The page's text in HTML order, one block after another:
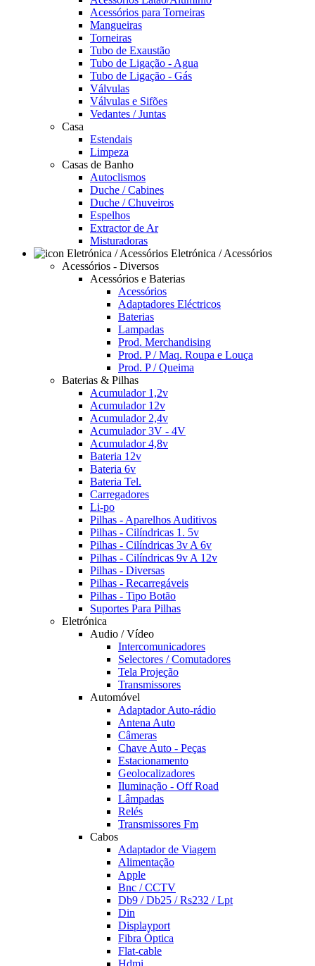
Acessórios para Torneiras
Mangueiras
Torneiras
Tubo de Exaustão
Tubo de Ligação - Agua
Tubo de Ligação - Gás
Válvulas
Válvulas e Sifões
Vedantes / Juntas
Casa
Estendais
Limpeza
Casas de Banho
Autoclismos
Duche / Cabines
Duche / Chuveiros
Espelhos
Extractor de Ar
Misturadoras
Eletrónica / Acessórios
Acessórios - Diversos
Acessórios e Baterias
Acessórios
Adaptadores Eléctricos
Baterias
Lampadas
Prod. Merchandising
Prod. P / Maq. Roupa e Louça
Prod. P / Queima
Baterias & Pilhas
Acumulador 1,2v
Acumulador 12v
Acumulador 2,4v
Acumulador 3V - 4V
Acumulador 4,8v
Bateria 12v
Bateria 6v
Bateria Tel.
Carregadores
Li-po
Pilhas - Aparelhos Auditivos
Pilhas - Cilíndricas 1. 5v
Pilhas - Cilíndricas 3v A 6v
Pilhas - Cilíndricas 9v A 12v
Pilhas - Diversas
Pilhas - Recarregáveis
Pilhas - Tipo Botão
Suportes Para Pilhas
Eletrónica
Audio / Vídeo
Intercomunicadores
Selectores / Comutadores
Tela Projeção
Transmissores
Automóvel
Adaptador Auto-rádio
Antena Auto
Câmeras
Chave Auto - Peças
Estacionamento
Geolocalizadores
Iluminação - Off Road
Lâmpadas
Relés
Transmissores Fm
Cabos
Adaptador de Viagem
Alimentação
Apple
Bnc / CCTV
Db9 / Db25 / Rs232 / Lpt
Din
Displayport
Fibra Óptica
Flat-cable
Hdmi